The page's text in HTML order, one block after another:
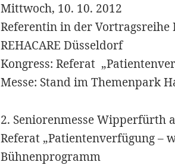
Mittwoch, 10. 10. 2012
Referentin in der Vortragsreihe
REHACARE Düsseldorf
Kongress: Referat
Messe: Stand im Themenpark
2. Seniorenmesse Wipperfürth
Referat „Patientenverfügung –
Bühnenprogramm